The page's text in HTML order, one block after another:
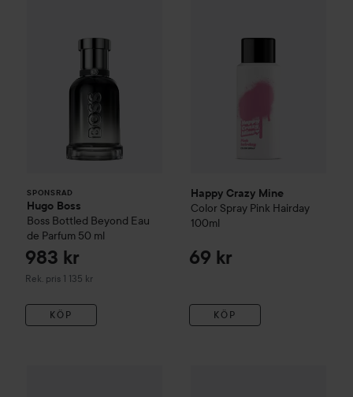
SPONSRAD
Hugo Boss
Boss Bottled Beyond Eau
de Parfum 50 ml
983 kr
Rek. pris 1 135 kr
Rekommenderat pris 1 135 kr
KÖP
Happy Crazy Mine
Color Spray Pink Hairday
100ml
69 kr
KÖP